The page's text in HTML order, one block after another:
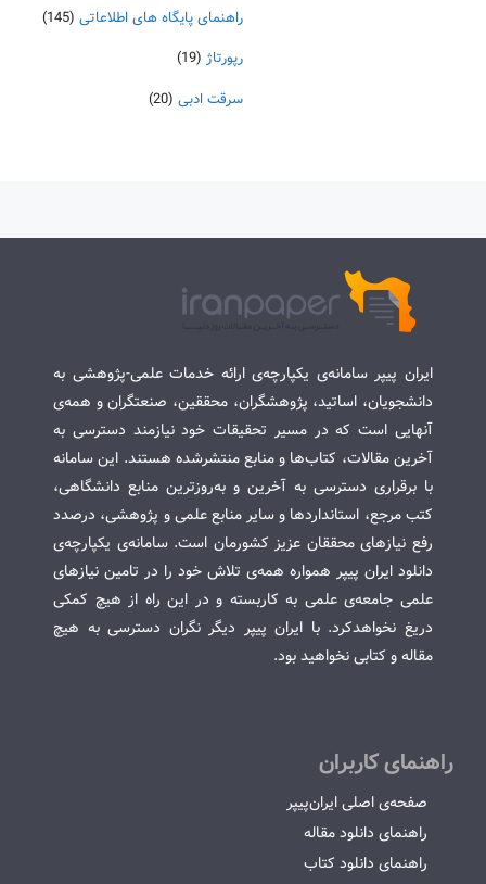
راهنمای پایگاه های اطلاعاتی (145)
رپورتاژ (19)
سرقت ادبی (20)
ایران پیپر سامانه‌ی یکپارچه‌ی ارائه خدمات علمی-پژوهشی به
دانشجویان، اساتید، پژوهشگران، محققین، صنعتگران و همه‌ی
آنهایی است که در مسیر تحقیقات خود نیازمند دسترسی به
آخرین مقالات، کتاب‌ها و منابع منتشرشده هستند. این سامانه
با برقراری دسترسی به آخرین و به‌روزترین منابع دانشگاهی،
کتب مرجع، استانداردها و سایر منابع علمی و پژوهشی، درصدد
رفع نیازهای محققان عزیز کشورمان است. سامانه‌ی یکپارچه‌ی
دانلود ایران پیپر همواره همه‌ی تلاش خود را در تامین نیازهای
علمی جامعه‌ی علمی به کاربسته و در این راه از هیچ کمکی
دریغ نخواهدکرد. با ایران پیپر دیگر نگران دسترسی به هیچ
مقاله و کتابی نخواهید بود.
راهنمای کاربران
صفحه‌ی اصلی ایران‌پیپر
راهنمای دانلود مقاله
راهنمای دانلود کتاب